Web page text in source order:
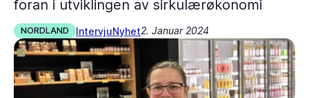
foran i utviklingen av sirkulærøkonomi
NORDLAND IntervjuNyhet2. Januar 2024